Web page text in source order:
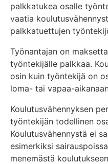
palkkatukea osalle
vaatia
palkkatuettujen
Työnantajan on
työntekijälle palkkaa.
osin kuin työntekijä on
loma- tai vapaa-
Koulutusvähennyksen
työntekijän todellinen
Koulutusvähennystä ei
esimerkiksi
menemästä